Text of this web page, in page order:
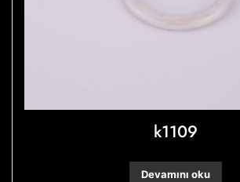
k1109
Devamını oku